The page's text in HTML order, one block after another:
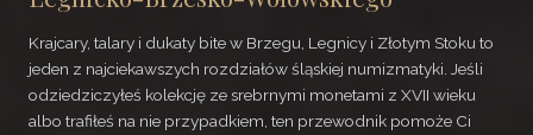
Krajcary, talary i dukaty bite w Brzegu, Legnicy i Złotym Stoku to
jeden z najciekawszych rozdziałów śląskiej numizmatyki. Jeśli
odziedziczyłeś kolekcję ze srebrnymi monetami z XVII wieku
albo trafiłeś na nie przypadkiem, ten przewodnik pomoże Ci